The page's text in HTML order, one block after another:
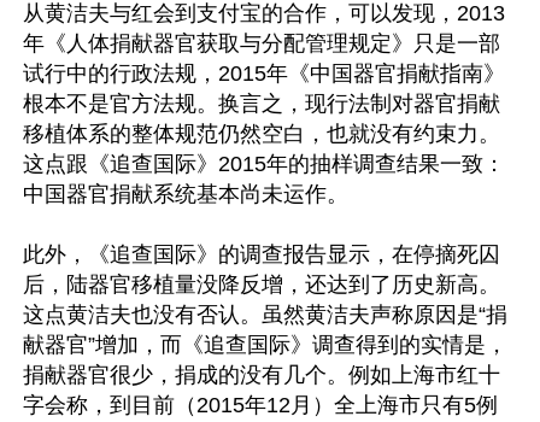
从黄洁夫与红会到支付宝的合作，可以发现，2013
年《人体捐献器官获取与分配管理规定》只是一部
试行中的行政法规，2015年《中国器官捐献指南》
根本不是官方法规。换言之，现行法制对器官捐献
移植体系的整体规范仍然空白，也就没有约束力。
这点跟《追查国际》2015年的抽样调查结果一致：
中国器官捐献系统基本尚未运作。
此外，《追查国际》的调查报告显示，在停摘死囚
后，陆器官移植量没降反增，还达到了历史新高。
这点黄洁夫也没有否认。虽然黄洁夫声称原因是“捐
献器官”增加，而《追查国际》调查得到的实情是，
捐献器官很少，捐成的没有几个。例如上海市红十
字会称，到目前（2015年12月）全上海市只有5例